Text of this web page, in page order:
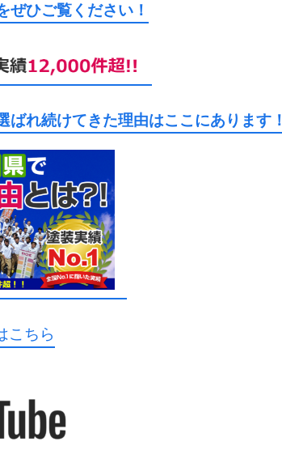
ぜひご覧ください！
ばれ続けてきた理由はここにあります！
こちら